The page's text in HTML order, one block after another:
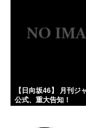
【日向坂46】 月刊ジ
公式、重大告知！